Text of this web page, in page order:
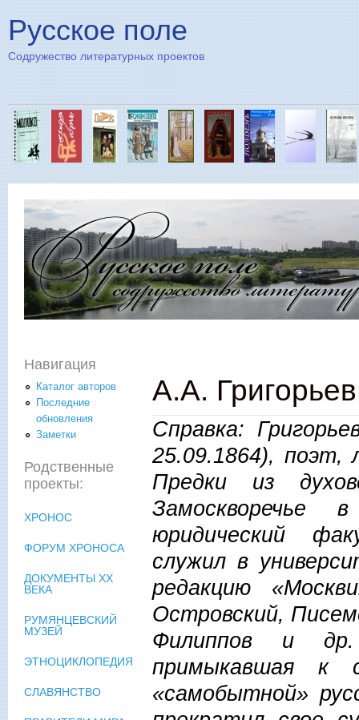
Русское поле
Содружество литературных проектов
А.А.
Справка:
25.09.1864),
Предки из
Замоскворечье
юридический
служил в
редакцию
Островский,
Филиппов и
примыкавшая к
«самобытной»
Навигация
Каталог авторов
Последние
обновления
Заметки
Родственные
проекты:
ХРОНОС
ФОРУМ ХРОНОСА
ДОКУМЕНТЫ XX
ВЕКА
РУМЯНЦЕВСКИЙ
МУЗЕЙ
ЭТНОЦИКЛОПЕДИЯ
СЛАВЯНСТВО